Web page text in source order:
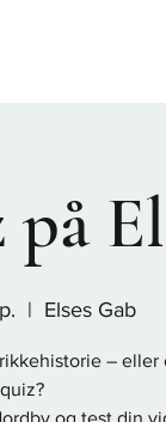
  |
Elses Gab
–
quiz?
og test din